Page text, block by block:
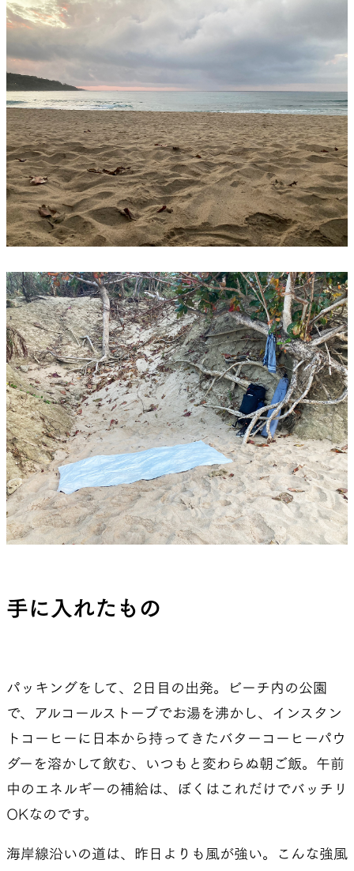
手に入れたもの
パッキングをして、2日目の出発。ビーチ内の公園
で、アルコールストーブでお湯を沸かし、インスタン
トコーヒーに日本から持ってきたバターコーヒーパウ
ダーを溶かして飲む、いつもと変わらぬ朝ご飯。午前
中のエネルギーの補給は、ぼくはこれだけでバッチリ
OKなのです。
海岸線沿いの道は、昨日よりも風が強い。こんな強風